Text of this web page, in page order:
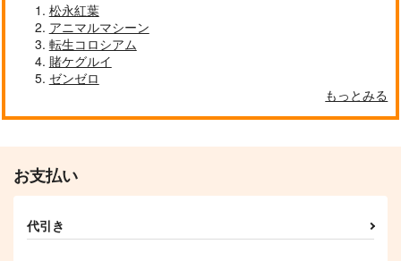
松永紅葉
アニマルマシーン
転生コロシアム
賭ケグルイ
ゼンゼロ
もっとみる
お支払い
代引き